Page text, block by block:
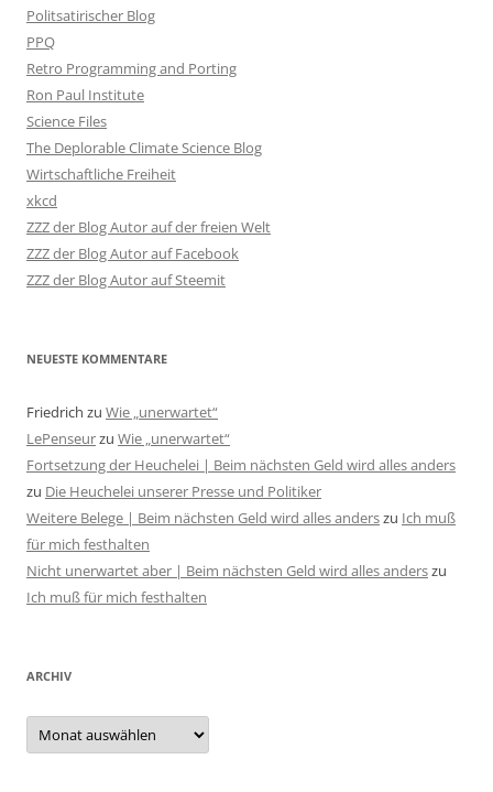
Politsatirischer Blog
PPQ
Retro Programming and Porting
Ron Paul Institute
Science Files
The Deplorable Climate Science Blog
Wirtschaftliche Freiheit
xkcd
ZZZ der Blog Autor auf der freien Welt
ZZZ der Blog Autor auf Facebook
ZZZ der Blog Autor auf Steemit
NEUESTE KOMMENTARE
Friedrich zu Wie „unerwartet“
LePenseurzu Wie „unerwartet“
Fortsetzung der Heuchelei | Beim nächsten Geld wird alles anders
zu Die Heuchelei unserer Presse und Politiker
Weitere Belege | Beim nächsten Geld wird alles anderszu Ich muß
für mich festhalten
Nicht unerwartet aber | Beim nächsten Geld wird alles anderszu
Ich muß für mich festhalten
ARCHIV
Archiv